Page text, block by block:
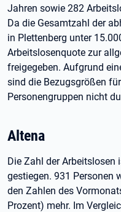
Jahren sowie 282
Da die Gesamtzahl der
in Plettenberg unter
Arbeitslosenquote zur
freigegeben. Aufgrund
sind die Bezugsgrößen
Personengruppen nicht
Altena
Die Zahl der Arbeitslosen
gestiegen. 931 Personen
den Zahlen des
Prozent) mehr. Im